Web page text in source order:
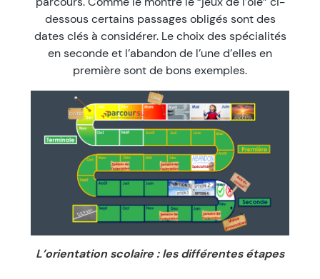
dessous certains passages obligés sont des
dates clés à considérer. Le choix des spécialités
en seconde et l’abandon de l’une d’elles en
première sont de bons exemples.
L’orientation scolaire : les différentes étapes